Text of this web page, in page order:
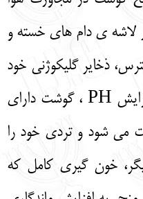
لاشه‌ ی دام‌ های خسته و
ذخایر گلیکوژنی خود
را از دست داده‌ اند، به علت افزایش PH ، گوشت دارای
می‌ شود و تردی خود را
خون‌ گیری کامل که